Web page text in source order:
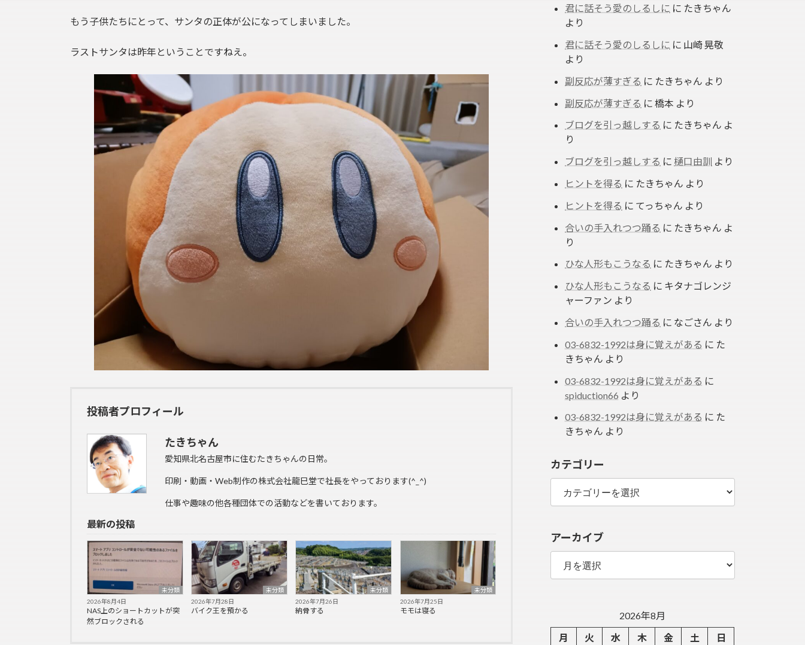
もう子供たちにとって、サンタの正体が公になってしまいました。
ラストサンタは昨年ということですねえ。
投稿者プロフィール
たきちゃん
愛知県北名古屋市に住むたきちゃんの日常。
印刷・動画・Web制作の株式会社龍巳堂で社長をやっております(^_^)
仕事や趣味の他各種団体での活動などを書いております。
最新の投稿
未分類
2026年8月4日
NAS上のショートカットが突
然ブロックされる
未分類
2026年7月28日
バイク王を預かる
未分類
2026年7月26日
納骨する
未分類
2026年7月25日
モモは寝る
君に話そう愛のしるしににたきちゃん
より
君に話そう愛のしるしにに山崎 晃敬
より
副反応が薄すぎるにたきちゃんより
副反応が薄すぎるに橋本より
ブログを引っ越しするにたきちゃんよ
り
ブログを引っ越しするに樋口由訓より
ヒントを得るにたきちゃんより
ヒントを得るにてっちゃんより
合いの手入れつつ踊るにたきちゃんよ
り
ひな人形もこうなるにたきちゃんより
ひな人形もこうなるにキタナゴレンジ
ャーファンより
合いの手入れつつ踊るになごさんより
03-6832-1992は身に覚えがあるにた
きちゃんより
03-6832-1992は身に覚えがあるに
spiduction66より
03-6832-1992は身に覚えがあるにた
きちゃんより
カテゴリー
カ
テ
ゴ
リ
ー
アーカイブ
ア
ー
カ
イ
ブ
2026年8月
月
火 水 木 金 土
日